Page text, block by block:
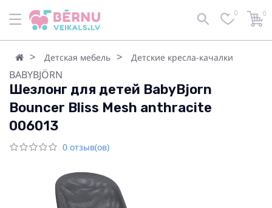
0 0
Детская мебель Детские кресла-качалки
BABYBJÖRN
Шезлонг для детей BabyBjorn
Bouncer Bliss Mesh anthracite
006013
0 отзыв(ов)